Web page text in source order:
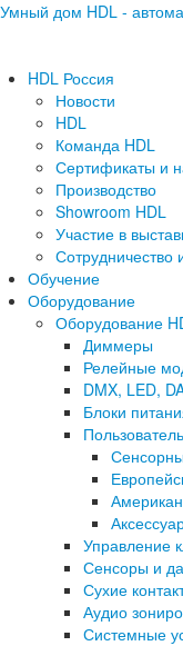
Умный дом HDL -
HDL Россия
Новости
HDL
Команда HDL
Сертификаты и
Производство
Showroom HDL
Участие в
Сотрудничество
Обучение
Оборудование
Оборудование
Диммеры
Релейные
DMX, LED,
Блоки
Управление
Сенсоры и
Сухие
Аудио
Системные